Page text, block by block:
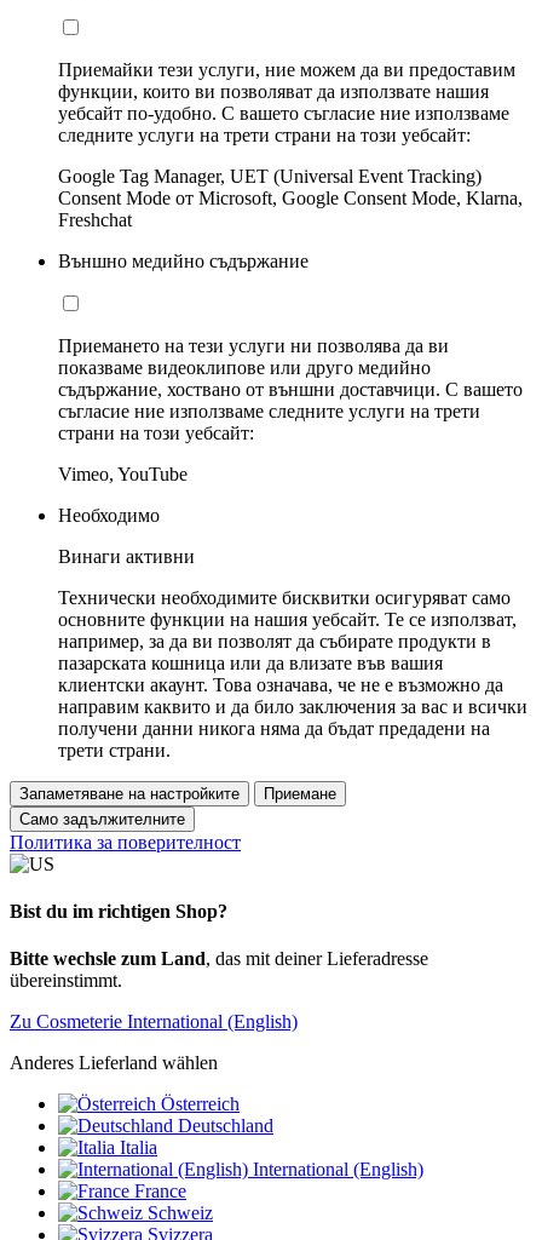
Приемайки тези услуги, ние можем да ви предоставим
функции, които ви позволяват да използвате нашия
уебсайт по-удобно. С вашето съгласие ние използваме
следните услуги на трети страни на този уебсайт:
Google Tag Manager, UET (Universal Event Tracking)
Consent Mode от Microsoft, Google Consent Mode, Klarna,
Freshchat
Външно медийно съдържание
Приемането на тези услуги ни позволява да ви
показваме видеоклипове или друго медийно
съдържание, хоствано от външни доставчици. С вашето
съгласие ние използваме следните услуги на трети
страни на този уебсайт:
Vimeo, YouTube
Необходимо
Винаги активни
Технически необходимите бисквитки осигуряват само
основните функции на нашия уебсайт. Те се използват,
например, за да ви позволят да събирате продукти в
пазарската кошница или да влизате във вашия
клиентски акаунт. Това означава, че не е възможно да
направим каквито и да било заключения за вас и всички
получени данни никога няма да бъдат предадени на
трети страни.
Запаметяване на настройките
Приемане
Само задължителните
Политика за поверителност
Bist du im richtigen Shop?
Bitte wechsle zum Land, das mit deiner Lieferadresse
übereinstimmt.
Zu Cosmeterie International (English)
Anderes Lieferland wählen
Österreich
Deutschland
Italia
International (English)
France
Schweiz
Svizzera